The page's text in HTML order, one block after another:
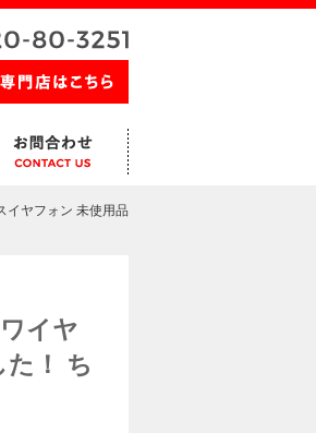
イヤフォン 未使用品
イヤ
！ ち